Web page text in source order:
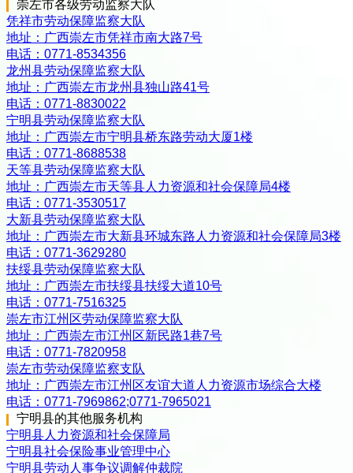
崇左市各级劳动监察大队
凭祥市劳动保障监察大队
地址： 广西崇左市凭祥市南大路7号
电话： 0771-8534356
龙州县劳动保障监察大队
地址： 广西崇左市龙州县独山路41号
电话： 0771-8830022
宁明县劳动保障监察大队
地址： 广西崇左市宁明县桥东路劳动大厦1楼
电话： 0771-8688538
天等县劳动保障监察大队
地址： 广西崇左市天等县人力资源和社会保障局4楼
电话： 0771-3530517
大新县劳动保障监察大队
地址： 广西崇左市大新县环城东路人力资源和社会保障局3楼
电话： 0771-3629280
扶绥县劳动保障监察大队
地址： 广西崇左市扶绥县扶绥大道10号
电话： 0771-7516325
崇左市江州区劳动保障监察大队
地址： 广西崇左市江州区新民路1巷7号
电话： 0771-7820958
崇左市劳动保障监察支队
地址： 广西崇左市江州区友谊大道人力资源市场综合大楼
电话： 0771-7969862;0771-7965021
宁明县的其他服务机构
宁明县人力资源和社会保障局
宁明县社会保险事业管理中心
宁明县劳动人事争议调解仲裁院